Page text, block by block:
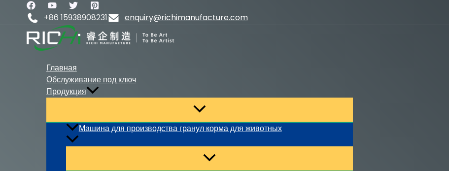
Перейти
содержимому
+86 15938908231 enquiry@richimanufacture.com
Главная
Обслуживание под ключ
Продукция
Машина для производства гранул корма для животных